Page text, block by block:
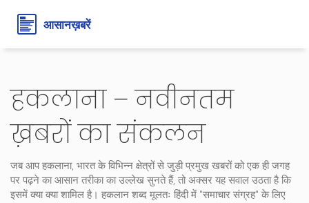
हकलाना – नवीनतम
ख़बरों का संकलन
जब आपहकलाना, भारत के विभिन्न क्षेत्रों से जुड़ी प्रमुख खबरों को एक ही जगह
पर पढ़ने का आसान तरीकाका उल्लेख सुनते हैं, तो अक्सर यह सवाल उठता है कि
इसमें क्या क्या शामिल है। हकलान शब्द मूलतः हिंदी में "समाचार संग्रह" के लिए